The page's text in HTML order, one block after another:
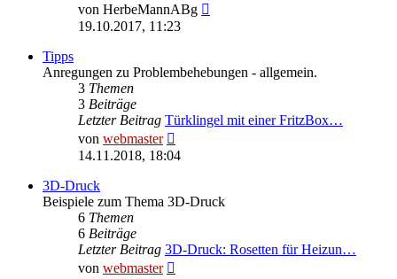
von HerbeMannABg
19.10.2017, 11:23
Tipps
Anregungen zu Problembehebungen - allgemein.
3 Themen
3 Beiträge
Letzter Beitrag Türklingel mit einer FritzBox…
von webmaster
Beitrag
14.11.2018, 18:04
3D-Druck
Beispiele zum Thema 3D-Druck
6 Themen
6 Beiträge
Letzter Beitrag 3D-Druck: Rosetten für Heizun…
von webmaster